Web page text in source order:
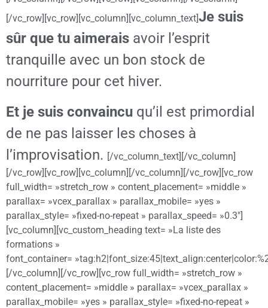
[/vc_row][vc_row][vc_column][vc_column_text]Je suis
sûr que tu aimerais avoir l’esprit
tranquille avec un bon stock de
nourriture pour cet hiver.
Et je suis convaincu qu’il est primordial
de ne pas laisser les choses à
l’improvisation. [/vc_column_text][/vc_column]
[/vc_row][vc_row][vc_column][/vc_column][/vc_row][vc_row
full_width= »stretch_row » content_placement= »middle »
parallax= »vcex_parallax » parallax_mobile= »yes »
parallax_style= »fixed-no-repeat » parallax_speed= »0.3″]
[vc_column][vc_custom_heading text= »La liste des
formations »
font_container=
[/vc_column][/vc_row][vc_row full_width= »stretch_row »
content_placement= »middle » parallax= »vcex_parallax »
parallax_mobile= »yes » parallax_style= »fixed-no-repeat »